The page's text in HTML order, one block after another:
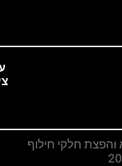
והפצת חלקי חילוף